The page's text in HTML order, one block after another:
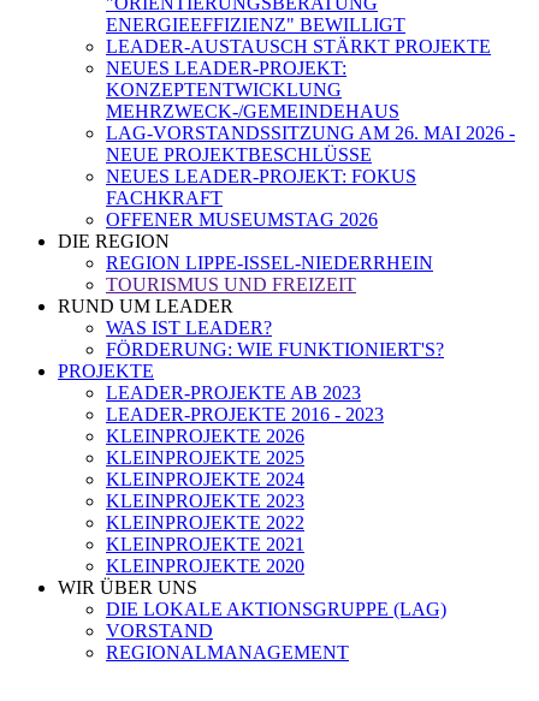
ENERGIEEFFIZIENZ" BEWILLIGT
LEADER-AUSTAUSCH STÄRKT PROJEKTE
NEUES LEADER-PROJEKT:
KONZEPTENTWICKLUNG
MEHRZWECK-/GEMEINDEHAUS
LAG-VORSTANDSSITZUNG AM 26. MAI 2026 -
NEUE PROJEKTBESCHLÜSSE
NEUES LEADER-PROJEKT: FOKUS
FACHKRAFT
OFFENER MUSEUMSTAG 2026
DIE REGION
REGION LIPPE-ISSEL-NIEDERRHEIN
TOURISMUS UND FREIZEIT
RUND UM LEADER
WAS IST LEADER?
FÖRDERUNG: WIE FUNKTIONIERT'S?
PROJEKTE
LEADER-PROJEKTE AB 2023
LEADER-PROJEKTE 2016 - 2023
KLEINPROJEKTE 2026
KLEINPROJEKTE 2025
KLEINPROJEKTE 2024
KLEINPROJEKTE 2023
KLEINPROJEKTE 2022
KLEINPROJEKTE 2021
KLEINPROJEKTE 2020
WIR ÜBER UNS
DIE LOKALE AKTIONSGRUPPE (LAG)
VORSTAND
REGIONALMANAGEMENT